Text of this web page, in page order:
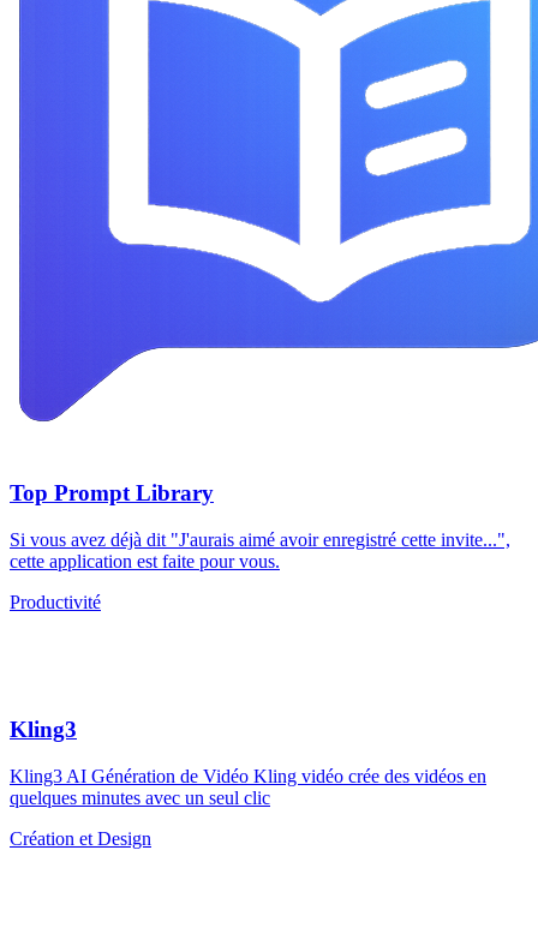
Top Prompt Library
Si vous avez déjà dit "J'aurais aimé avoir enregistré cette invite...",
cette application est faite pour vous.
Productivité
Kling3
Kling3 AI Génération de Vidéo Kling vidéo crée des vidéos en
quelques minutes avec un seul clic
Création et Design